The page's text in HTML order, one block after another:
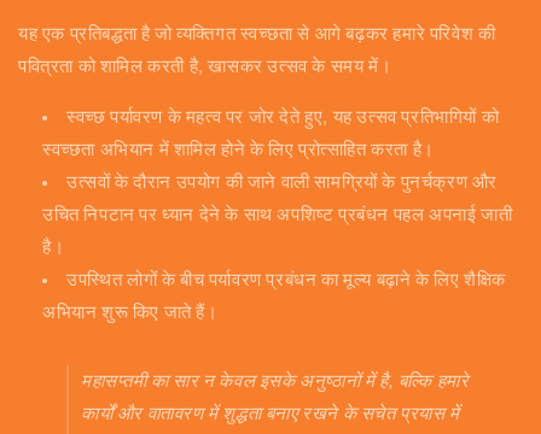
यह एक प्रतिबद्धता है जो व्यक्तिगत स्वच्छता से आगे बढ़कर हमारे परिवेश की
पवित्रता को शामिल करती है, खासकर उत्सव के समय में।
स्वच्छ पर्यावरण के महत्व पर जोर देते हुए, यह उत्सव प्रतिभागियों को
स्वच्छता अभियान में शामिल होने के लिए प्रोत्साहित करता है।
उत्सवों के दौरान उपयोग की जाने वाली सामग्रियों के पुनर्चक्रण और
उचित निपटान पर ध्यान देने के साथ अपशिष्ट प्रबंधन पहल अपनाई जाती
है।
उपस्थित लोगों के बीच पर्यावरण प्रबंधन का मूल्य बढ़ाने के लिए शैक्षिक
अभियान शुरू किए जाते हैं।
महासप्तमी का सार न केवल इसके अनुष्ठानों में है, बल्कि हमारे
कार्यों और वातावरण में शुद्धता बनाए रखने के सचेत प्रयास में